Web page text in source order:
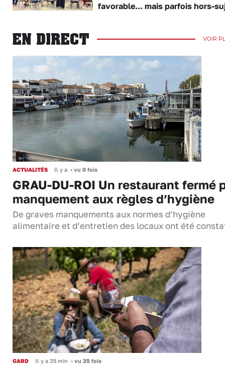
favorable... mais parfois hors-
EN DIRECT VOIR
ACTUALITÉS Il y a • vu 0 fois
GRAU-DU-ROI Un restaurant fermé
manquement aux règles d’hygiène
De graves manquements aux normes d’hygiène
alimentaire et d’entretien des locaux ont été
GARD Il y a 35 min • vu 35 fois